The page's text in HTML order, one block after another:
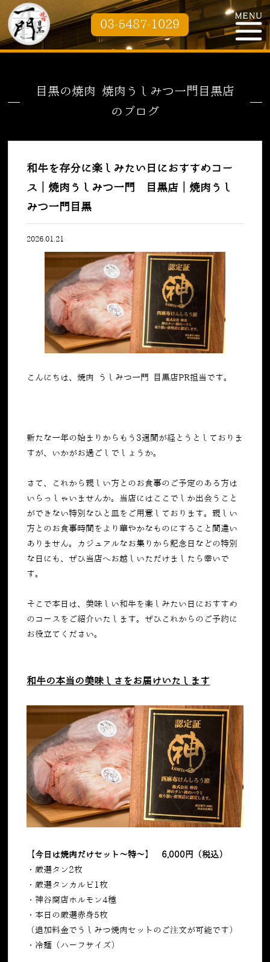
03-5487-1029
目黒の焼肉 焼肉うしみつ一門目黒店
のブログ
和牛を存分に楽しみたい日におすすめコー
ス｜焼肉うしみつ一門 目黒店｜焼肉うし
みつ一門目黒
2026.01.21
こんにちは、焼肉 うしみつ一門 目黒店PR担当です。
新たな一年の始まりからもう3週間が経とうとしておりま
すが、いかがお過ごしでしょうか。
さて、これから親しい方とのお食事のご予定のある方は
いらっしゃいませんか。当店にはここでしか出会うこと
ができない特別なひと皿をご用意しております。親しい
方とのお食事時間をより華やかなものにすること間違い
ありません。カジュアルなお集りから記念日などの特別
な日にも、ぜひ当店へお越しいただけましたら幸いで
す。
そこで本日は、美味しい和牛を楽しみたい日におすすめ
のコースをご紹介いたします。ぜひこれからのご予約に
お役立てください。
和牛の本当の美味しさをお届けいたします
【今日は焼肉だけセット～特～】 6,000円（税込）
・厳選タン2枚
・厳選タンカルビ1枚
・神谷商店ホルモン4種
・本日の厳選赤身5枚
（追加料金でうしみつ焼肉セットのご注文が可能です）
・冷麺（ハーフサイズ）